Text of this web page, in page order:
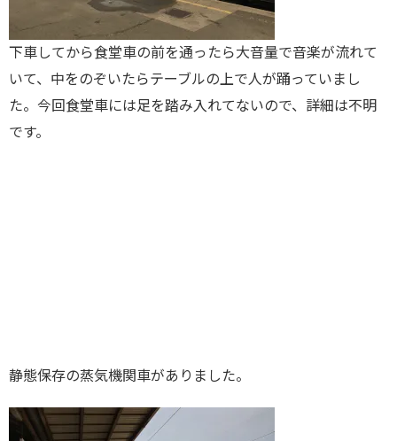
下車してから食堂車の前を通ったら大音量で音楽が流れて
いて、中をのぞいたらテーブルの上で人が踊っていまし
た。今回食堂車には足を踏み入れてないので、詳細は不明
です。
静態保存の蒸気機関車がありました。